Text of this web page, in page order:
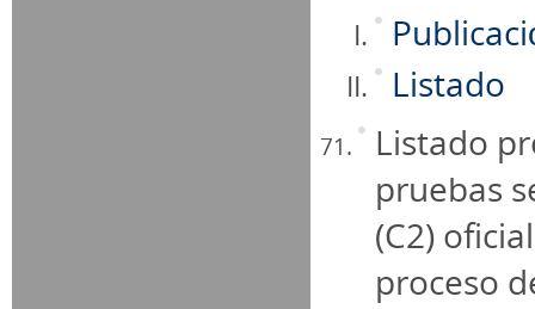
Listado
Listado
pruebas
(C2)
proceso